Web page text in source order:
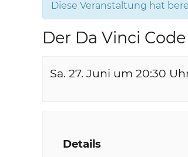
Diese Veranstaltung hat
Der Da Vinci
Sa. 27. Juni um 20:30
Details